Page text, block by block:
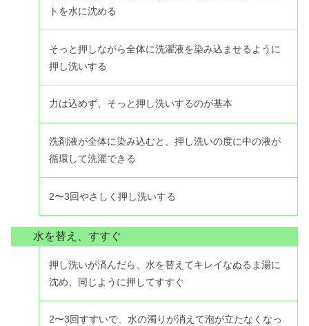
トを水に沈める
そっと押しながら全体に洗濯液を染み込ませるように
押し洗いする
力は込めず、そっと押し洗いするのが基本
洗剤液が全体に染み込むと、押し洗いの度に中の液が
循環して洗濯できる
2〜3回やさしく押し洗いする
水を替え、すすぐ
押し洗いが済んだら、水を替えてキレイなぬるま湯に
沈め、同じように押してすすぐ
2〜3回すすいで、水の濁りが消えて泡が立たなくなっ